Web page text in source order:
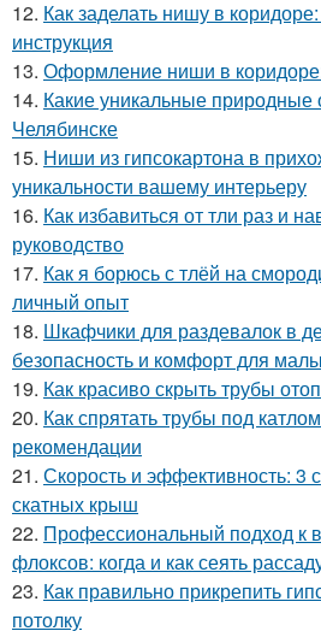
12. Как заделать нишу в
инструкция
13. Оформление ниши в
14. Какие уникальные природные
Челябинске
15. Ниши из гипсокартона в
уникальности вашему интерьеру
16. Как избавиться от тли раз и
руководство
17. Как я борюсь с тлёй на
личный опыт
18. Шкафчики для раздевалок в
безопасность и комфорт для
19. Как красиво скрыть трубы
20. Как спрятать трубы под
рекомендации
21. Скорость и эффективность: 3
скатных крыш
22. Профессиональный подход
флоксов: когда и как сеять
23. Как правильно прикрепить
потолку